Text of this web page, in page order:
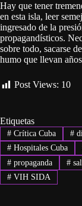
Hay que tener
en esta isla, leer
ingresado de la
propagandísticos.
sobre todo, sacarse
humo que llevan
Post Views: 10
Etiquetas
#Crítica Cuba #
#Hospitales Cuba
#propaganda #
#VIH SIDA